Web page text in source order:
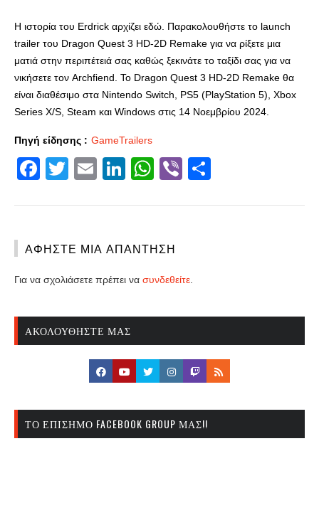
Η ιστορία του Erdrick αρχίζει εδώ. Παρακολουθήστε το launch
trailer του Dragon Quest 3 HD-2D Remake για να ρίξετε μια
ματιά στην περιπέτειά σας καθώς ξεκινάτε το ταξίδι σας για να
νικήσετε τον Archfiend. Το Dragon Quest 3 HD-2D Remake θα
είναι διαθέσιμο στα Nintendo Switch, PS5 (PlayStation 5), Xbox
Series X/S, Steam και Windows στις 14 Νοεμβρίου 2024.
Πηγή είδησης : GameTrailers
Facebook
Twitter
EmailLinkedIn
WhatsApp
Viber
ΑΦΉΣΤΕ ΜΙΑ ΑΠΆΝΤΗΣΗ
Για να σχολιάσετε πρέπει να συνδεθείτε
ΑΚΟΛΟΥΘΉΣΤΕ ΜΑΣ
ΤΟ ΕΠΊΣΗΜΟ FACEBOOK GROUP ΜΑΣ!!